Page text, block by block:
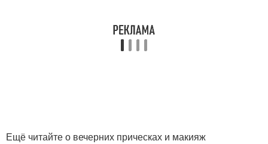
Ещё читайте о вечерних прическах и макияж